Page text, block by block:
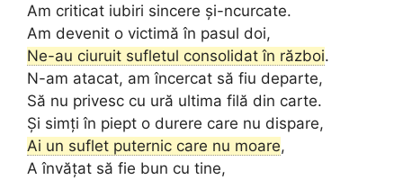
Am criticat iubiri sincere și-ncurcate.
Am devenit o victimă în pasul doi,
Ne-au ciuruit sufletul consolidat în război.
N-am atacat, am încercat să fiu departe,
Să nu privesc cu ură ultima filă din carte.
Și simți în piept o durere care nu dispare,
Ai un suflet puternic care nu moare,
A învățat să fie bun cu tine,